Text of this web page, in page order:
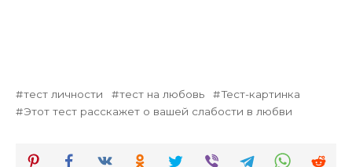
тест личности тест на любовь
Тест-картинка
Этот тест расскажет о вашей слабости в любви